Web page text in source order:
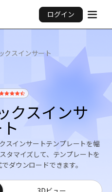
ログイン
クスインサート
クスインサ
スインサートテンプレートを幅
タマイズして、テンプレートを
ダウンロードできます。